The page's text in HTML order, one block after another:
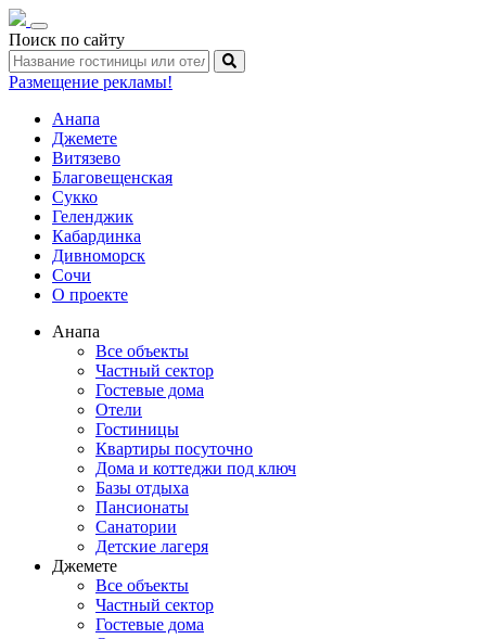
Toggle
navigation
Поиск по сайту
Размещение рекламы!
Анапа
Джемете
Витязево
Благовещенская
Сукко
Геленджик
Кабардинка
Дивноморск
Сочи
О проекте
Анапа
Все объекты
Частный сектор
Гостевые дома
Отели
Гостиницы
Квартиры посуточно
Дома и коттеджи под ключ
Базы отдыха
Пансионаты
Санатории
Детские лагеря
Джемете
Все объекты
Частный сектор
Гостевые дома